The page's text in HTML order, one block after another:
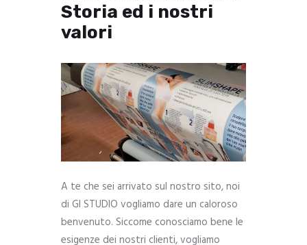
Storia ed i nostri
valori
A te che sei arrivato sul nostro sito, noi
di GI STUDIO vogliamo dare un caloroso
benvenuto. Siccome conosciamo bene le
esigenze dei nostri clienti, vogliamo